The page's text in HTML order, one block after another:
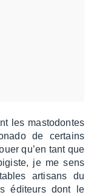
les masto­dontes
de certains
qu’en tant que
je me sens
arti­sans du
éditeurs dont le